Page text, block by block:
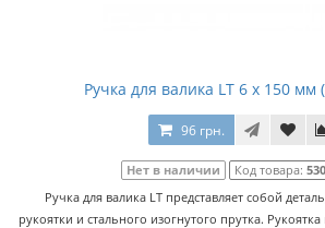
Ручка для валика LT 6 x 150 мм
96 грн.
Нет в наличии Код товара:
Ручка для валика LT представляет собой
рукоятки и стального изогнутого прутка.